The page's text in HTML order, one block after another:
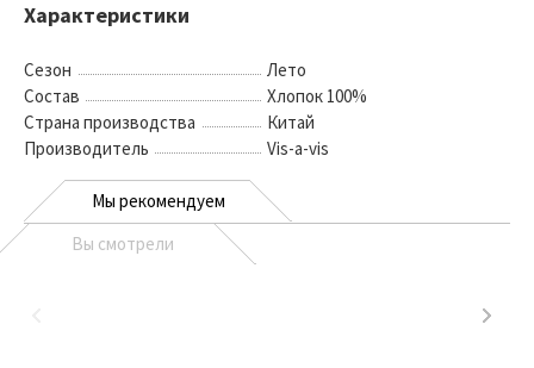
Характеристики
Сезон
Лето
Состав
Хлопок 100%
Страна производства
Китай
Производитель
Vis-a-vis
Мы рекомендуем
Вы смотрели